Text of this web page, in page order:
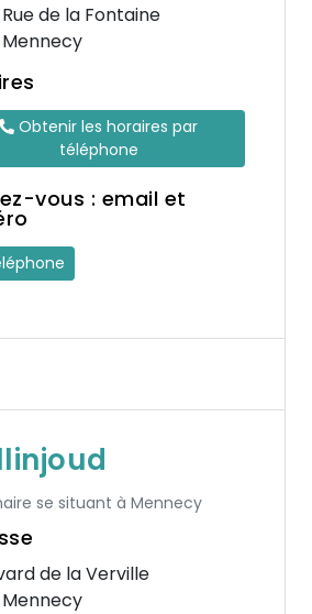
Rue de la Fontaine
Mennecy
Obtenir les horaires par
téléphone
vous : email et
se situant à Mennecy
de la Verville
Mennecy